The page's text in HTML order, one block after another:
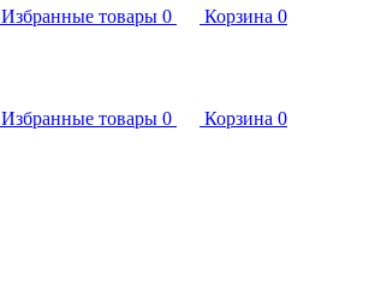
Избранные товары 0 Корзина 0
Избранные товары 0 Корзина 0